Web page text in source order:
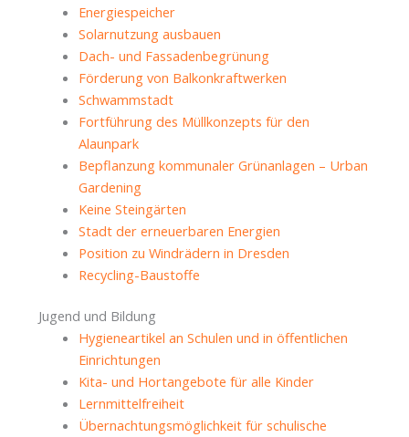
Energiespeicher
Solarnutzung ausbauen
Dach- und Fassadenbegrünung
Förderung von Balkonkraftwerken
Schwammstadt
Fortführung des Müllkonzepts für den
Alaunpark
Bepflanzung kommunaler Grünanlagen – Urban
Gardening
Keine Steingärten
Stadt der erneuerbaren Energien
Position zu Windrädern in Dresden
Recycling-Baustoffe
Jugend und Bildung
Hygieneartikel an Schulen und in öffentlichen
Einrichtungen
Kita- und Hortangebote für alle Kinder
Lernmittelfreiheit
Übernachtungsmöglichkeit für schulische